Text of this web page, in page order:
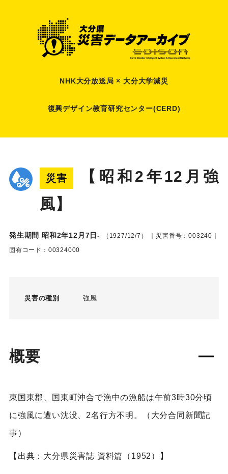
NHK大分放送局 × 大分大学減災
復興デザイン教育研究センター(CERD)
災害
【昭和2年12月強
風】
発生期間 昭和2年12月7日- （1927/12/7）
｜災害番号：003240｜
固有コード：00324000
災害の種別 強風
概要
東国東郡、国東町沖合で漁中の漁船は午前3時30分頃
に強風に遭い沈没、2名行方不明。（大分合同新聞記
事）
【出典：大分県災害誌 資料篇（1952）】